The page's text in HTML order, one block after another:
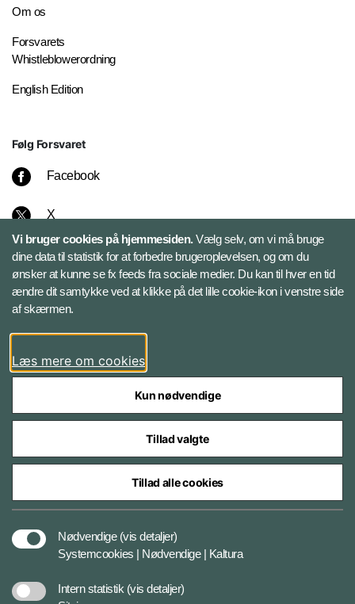
Om os
Forsvarets
Whistleblowerordning
English Edition
Følg Forsvaret
Facebook
X
Instagram
Bluesky
LinkedIn
Styrelser og myndigheder under Forsvarsministeriet
Vi bruger cookies på hjemmesiden.Vælg selv, om vi må bruge
dine data til statistik for at forbedre brugeroplevelsen, og om du
ønsker at kunne se fx feeds fra sociale medier. Du kan til hver en tid
ændre dit samtykke ved at klikke på det lille cookie-ikon i venstre side
af skærmen.
Læs mere om cookies
Kun nødvendige
Tillad valgte
Tillad alle cookies
Nødvendige (vis detaljer)
Systemcookies | Nødvendige | Kaltura
Intern statistik (vis detaljer)